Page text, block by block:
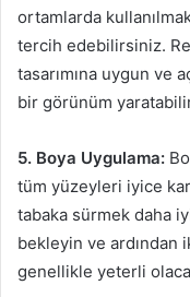
ortamlarda
tercih edebilirsiniz.
tasarımına uygun ve
bir görünüm
5. Boya Uygulama:
tüm yüzeyleri iyice
tabaka sürmek daha
bekleyin ve ardından
genellikle yeterli